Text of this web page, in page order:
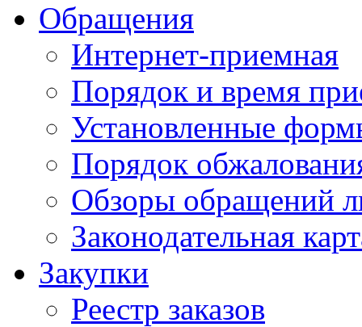
Обращения
Интернет-приемная
Порядок и время
Установленные
Порядок
Обзоры обращений
Законодательная
Закупки
Реестр заказов